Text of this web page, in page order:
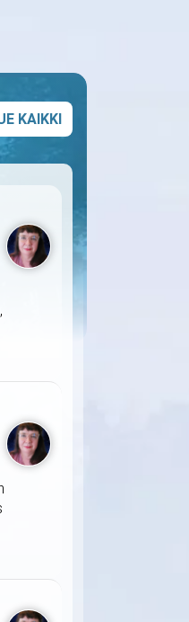
KAIKKI